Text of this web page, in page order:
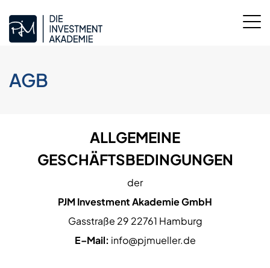
AGB
ALLGEMEINE
GESCHÄFTSBEDINGUNGEN
der
PJM Investment Akademie GmbH
Gasstraße 29 22761 Hamburg
E–Mail: info@pjmueller.de